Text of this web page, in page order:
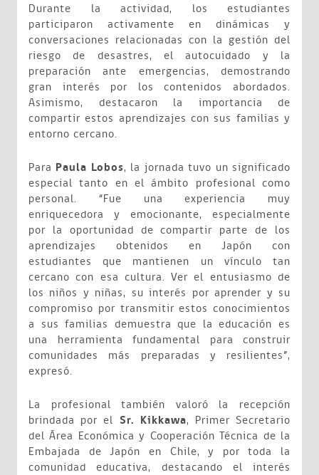
Durante la actividad, los estudiantes
participaron activamente en dinámicas y
conversaciones relacionadas con la gestión del
riesgo de desastres, el autocuidado y la
preparación ante emergencias, demostrando
gran interés por los contenidos abordados.
Asimismo, destacaron la importancia de
compartir estos aprendizajes con sus familias y
entorno cercano.
Para Paula Lobos, la jornada tuvo un significado
especial tanto en el ámbito profesional como
personal. “Fue una experiencia muy
enriquecedora y emocionante, especialmente
por la oportunidad de compartir parte de los
aprendizajes obtenidos en Japón con
estudiantes que mantienen un vínculo tan
cercano con esa cultura. Ver el entusiasmo de
los niños y niñas, su interés por aprender y su
compromiso por transmitir estos conocimientos
a sus familias demuestra que la educación es
una herramienta fundamental para construir
comunidades más preparadas y resilientes”,
expresó.
La profesional también valoró la recepción
brindada por el Sr. Kikkawa, Primer Secretario
del Área Económica y Cooperación Técnica de la
Embajada de Japón en Chile, y por toda la
comunidad educativa, destacando el interés